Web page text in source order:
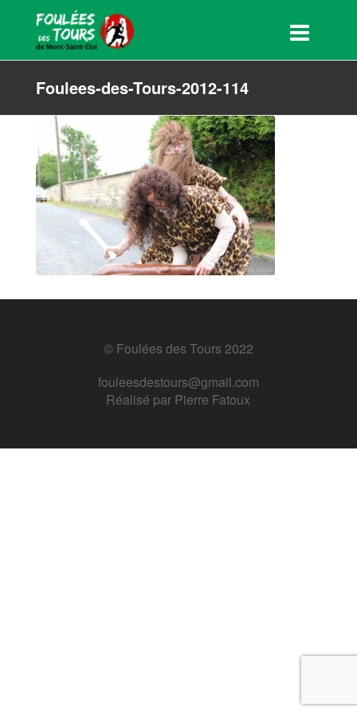
Foulees-des-Tours-2012-114
© Foulées des Tours 2022
fouleesdestours@gmail.com
Réalisé par Pierre Fatoux